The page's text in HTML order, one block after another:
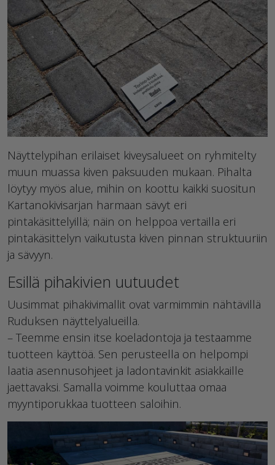
Näyttelypihan erilaiset kiveysalueet on ryhmitelty
muun muassa kiven paksuuden mukaan. Pihalta
löytyy myös alue, mihin on koottu kaikki suositun
Kartanokivisarjan harmaan sävyt eri
pintakäsittelyillä; näin on helppoa vertailla eri
pintakäsittelyn vaikutusta kiven pinnan struktuuriin
ja sävyyn.
Esillä pihakivien uutuudet
Uusimmat pihakivimallit ovat varmimmin nähtävillä
Ruduksen näyttelyalueilla.
– Teemme ensin itse koeladontoja ja testaamme
tuotteen käyttöä. Sen perusteella on helpompi
laatia asennusohjeet ja ladontavinkit asiakkaille
jaettavaksi. Samalla voimme kouluttaa omaa
myyntiporukkaa tuotteen saloihin.